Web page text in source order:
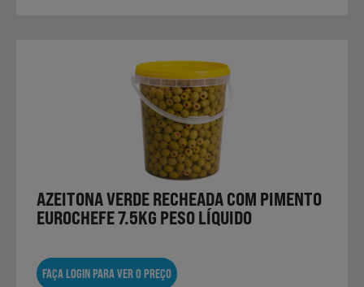
AZEITONA VERDE RECHEADA COM PIMENTO
EUROCHEFE 7.5KG PESO LÍQUIDO
FAÇA LOGIN PARA VER O PREÇO